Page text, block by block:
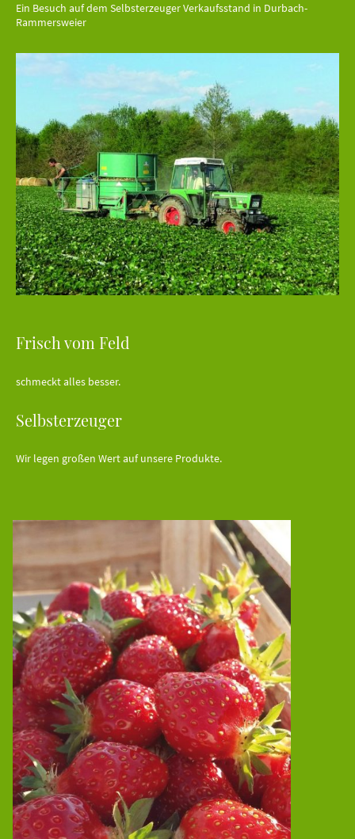
Ein Besuch auf dem Selbsterzeuger Verkaufsstand in Durbach-
Rammersweier
Frisch vom Feld
schmeckt alles besser.
Selbsterzeuger
Wir legen großen Wert auf unsere Produkte.